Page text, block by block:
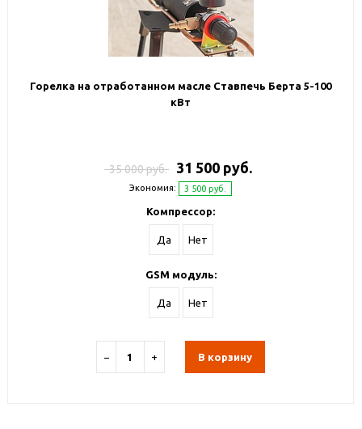
Горелка на отработанном масле Ставпечь Берта 5-100
кВт
35 000 руб. 31 500 руб.
Экономия: 3 500 руб.
Компрессор:
Да Нет
GSM модуль:
Да Нет
− + В корзину